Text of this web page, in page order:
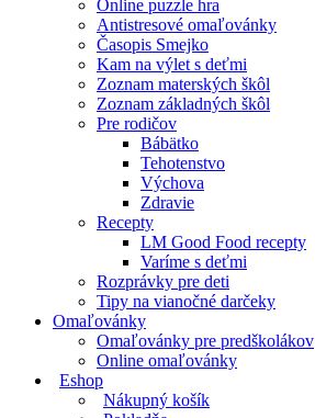
Online puzzle hra
Antistresové omaľovánky
Časopis Smejko
Kam na výlet s deťmi
Zoznam materských škôl
Zoznam základných škôl
Pre rodičov
Bábätko
Tehotenstvo
Výchova
Zdravie
Recepty
LM Good Food recepty
Varíme s deťmi
Rozprávky pre deti
Tipy na vianočné darčeky
Omaľovánky
Omaľovánky pre predškolákov
Online omaľovánky
Eshop
Nákupný košík